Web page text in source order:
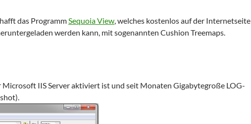
das ProgrammSequoia View, welches kostenlos auf der Internetseite
werden kann, mit sogenannten Cushion Treemaps.
Microsoft IIS Server aktiviert ist und seit Monaten Gigabytegroße LOG-